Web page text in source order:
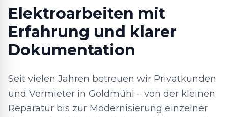
Elektroarbeiten mit
Erfahrung und klarer
Dokumentation
Seit vielen Jahren betreuen wir Privatkunden
und Vermieter in Goldmühl – von der kleinen
Reparatur bis zur Modernisierung einzelner